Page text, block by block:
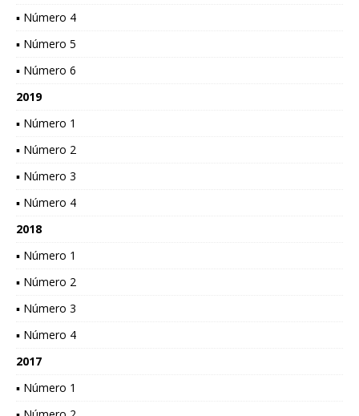
▪ Número 4
▪ Número 5
▪ Número 6
2019
▪ Número 1
▪ Número 2
▪ Número 3
▪ Número 4
2018
▪ Número 1
▪ Número 2
▪ Número 3
▪ Número 4
2017
▪ Número 1